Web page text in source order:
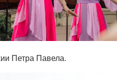
Петра Павела.